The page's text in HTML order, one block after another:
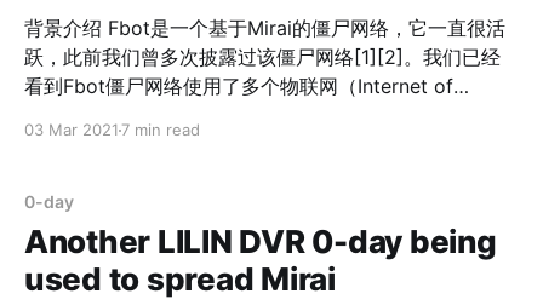
背景介绍 Fbot是一个基于Mirai的僵尸网络，它一直很活
跃，此前我们曾多次披露过该僵尸网络[1][2]。我们已经
看到Fbot僵尸网络使用了多个物联网（Internet of
网络安全研究院未知威胁检测系统监测到攻击者正在使用
美国Iteris, Inc.公司的Vantage Velocity产品的远程命令执
行漏洞（CVE-2020-9020）[3][4]，传播Fbot僵尸网络
样本。 据维基百科介绍[5]，Iteris, Inc.公司为智能移动基
03 Mar 2021 7 min read
0-day
Another LILIN DVR 0-day being
used to spread Mirai